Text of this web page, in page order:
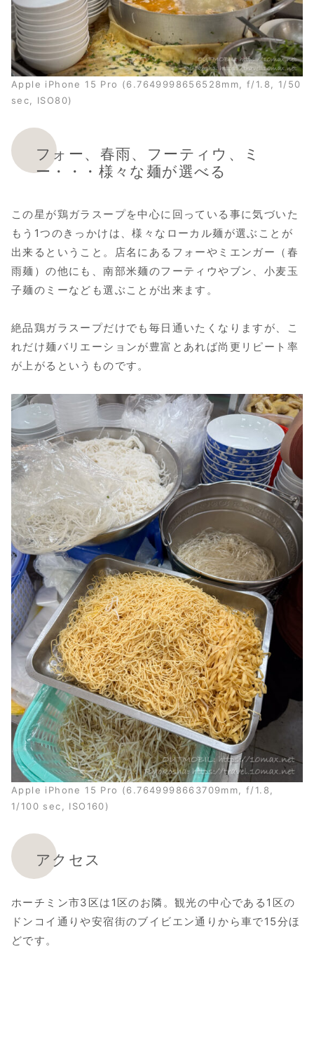
Apple iPhone 15 Pro (6.7649998656528mm, f/1.8, 1/50
sec, ISO80)
フォー、春雨、フーティウ、ミ
ー・・・様々な麺が選べる
この星が鶏ガラスープを中心に回っている事に気づいた
もう1つのきっかけは、様々なローカル麺が選ぶことが
出来るということ。店名にあるフォーやミエンガー（春
雨麺）の他にも、南部米麺のフーティウやブン、小麦玉
子麺のミーなども選ぶことが出来ます。
絶品鶏ガラスープだけでも毎日通いたくなりますが、こ
れだけ麺バリエーションが豊富とあれば尚更リピート率
が上がるというものです。
Apple iPhone 15 Pro (6.7649998663709mm, f/1.8,
1/100 sec, ISO160)
アクセス
ホーチミン市3区は1区のお隣。観光の中心である1区の
ドンコイ通りや安宿街のブイビエン通りから車で15分ほ
どです。